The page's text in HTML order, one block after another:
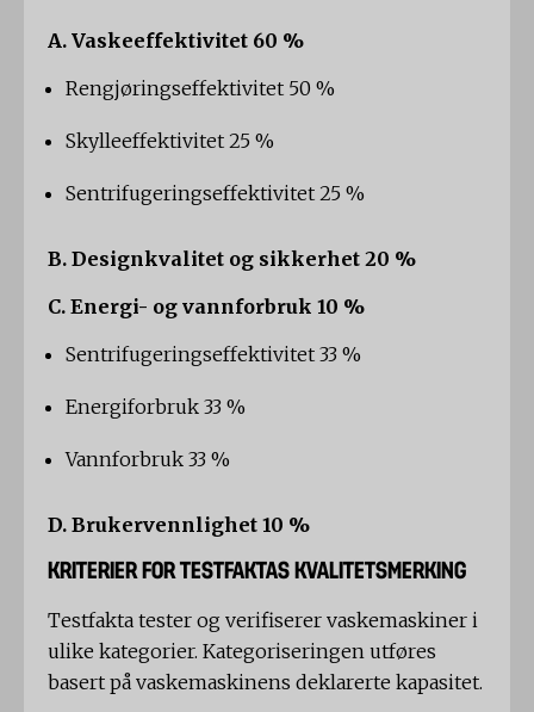
A. Vaskeeffektivitet 60 %
Rengjøringseffektivitet 50 %
Skylleeffektivitet 25 %
Sentrifugeringseffektivitet 25 %
B. Designkvalitet og sikkerhet 20 %
C. Energi- og vannforbruk 10 %
Sentrifugeringseffektivitet 33 %
Energiforbruk 33 %
Vannforbruk 33 %
D. Brukervennlighet 10 %
KRITERIER FOR TESTFAKTAS KVALITETSMERKING
Testfakta tester og verifiserer vaskemaskiner i
ulike kategorier. Kategoriseringen utføres
basert på vaskemaskinens deklarerte kapasitet.